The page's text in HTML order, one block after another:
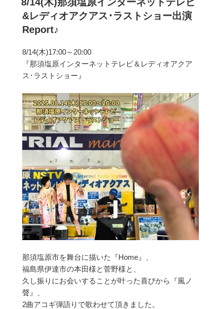
日:
&レディオアクアス･ラストショー出演
Report♪
8/14(木)17:00～20:00
『那須塩原インターネットテレビ＆レディオアクア
ス･ラストショー』
那須塩原市を舞台に描いた『Home』、
福島県伊達市の本田様と菅野様と、
久し振りにお会いすることが叶った喜びから『風ノ
聲』、
2曲アコギ弾語りで歌わせて頂きました。